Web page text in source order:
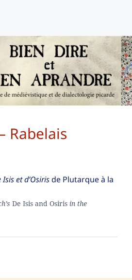
Rabelais
Isis et d’Osirisde Plutarque à la
De Isis and Osiris in the